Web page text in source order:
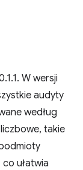
W wersji
audyty
według
takie
ułatwia